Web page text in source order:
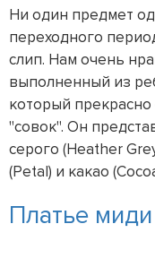
Ни один предмет
переходного
слип. Нам очень
выполненный из
который
"совок". Он
серого (Heather
(Petal) и какао
Платье